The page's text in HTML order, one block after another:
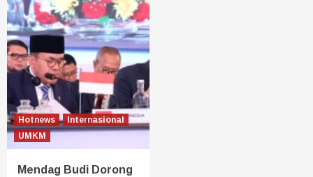
Hotnews
Internasional
UMKM
Mendag Budi Dorong